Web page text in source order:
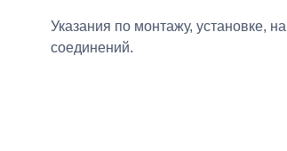
Указания по монтажу, установке,
соединений.